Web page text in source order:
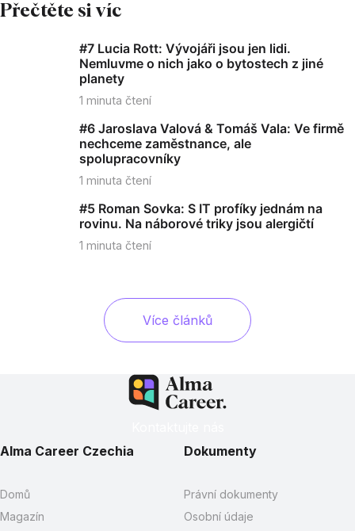
Přečtěte si víc
#7 Lucia Rott: Vývojáři jsou jen lidi.
Nemluvme o nich jako o bytostech z jiné
planety
1 minuta čtení
#6 Jaroslava Valová & Tomáš Vala: Ve firmě
nechceme zaměstnance, ale
spolupracovníky
1 minuta čtení
#5 Roman Sovka: S IT profíky jednám na
rovinu. Na náborové triky jsou alergičtí
1 minuta čtení
Více článků
Alma Career Czechia
Domů
Magazín
Dokumenty
Právní dokumenty
Osobní údaje